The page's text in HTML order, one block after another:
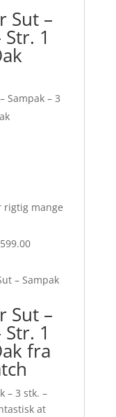
Sut –
1
Sampak – 3
rigtig mange
– Sampak
Sut –
1
fra
– 3 stk. –
at